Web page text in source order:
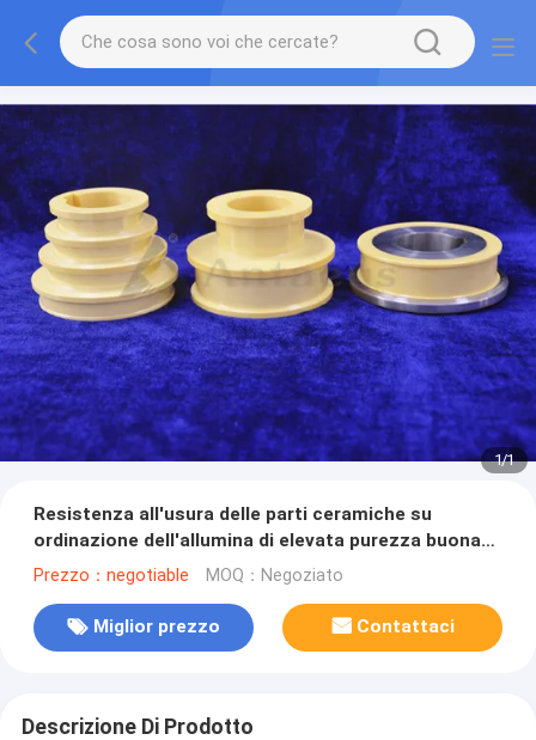
1/1
Resistenza all'usura delle parti ceramiche su
ordinazione dell'allumina di elevata purezza buona
nel colore giallo
Prezzo：negotiable MOQ：Negoziato
Miglior prezzo Contattaci
Descrizione Di Prodotto